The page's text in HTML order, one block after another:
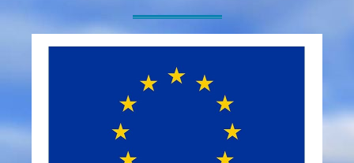
-----------------------------------------------------------------------------------------------------------------